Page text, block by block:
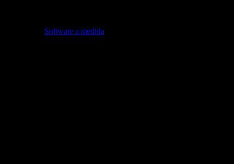
Software a medida